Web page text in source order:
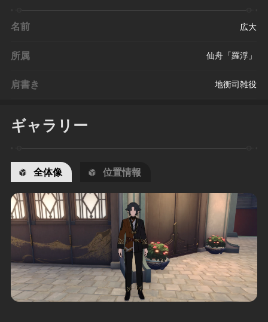
名前 広大
所属 仙舟「羅浮」
肩書き 地衡司雑役
ギャラリー
全体像 位置情報